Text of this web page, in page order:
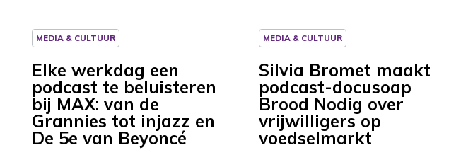
MEDIA & CULTUUR
Elke werkdag een
podcast te beluisteren
bij MAX: van de
Grannies tot injazz en
De 5e van Beyoncé
MEDIA & CULTUUR
Silvia Bromet maakt
podcast-docusoap
Brood Nodig over
vrijwilligers op
voedselmarkt